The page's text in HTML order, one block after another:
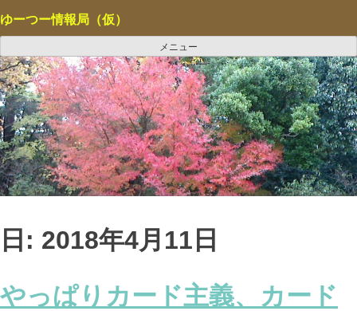
ン
ン
ツ
へ
ス
キ
ッ
プ
ゆーつー情報局（仮）
メニュー
日: 2018年4月11日
やっぱりカード主義、カード